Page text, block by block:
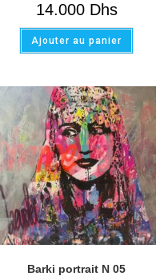
14.000Dhs
Ajouter au panier
Barki portrait N 05